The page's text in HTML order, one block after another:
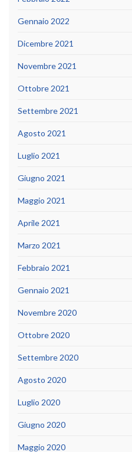
Gennaio 2022
Dicembre 2021
Novembre 2021
Ottobre 2021
Settembre 2021
Agosto 2021
Luglio 2021
Giugno 2021
Maggio 2021
Aprile 2021
Marzo 2021
Febbraio 2021
Gennaio 2021
Novembre 2020
Ottobre 2020
Settembre 2020
Agosto 2020
Luglio 2020
Giugno 2020
Maggio 2020